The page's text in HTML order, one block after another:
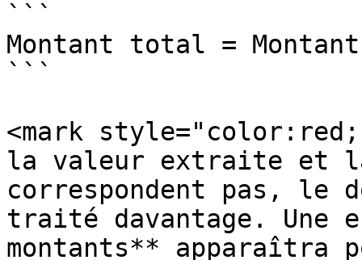
```
Montant total =
```
<mark
la valeur extraite et
correspondent pas, le
traité davantage. Une